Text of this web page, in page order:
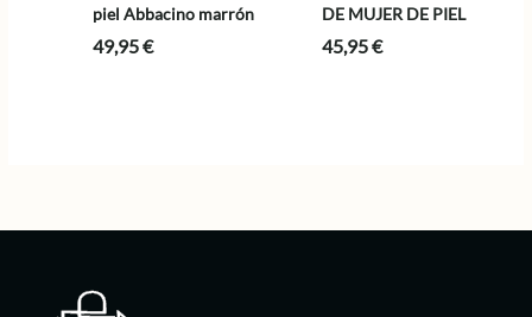
piel Abbacino marrón
49,95€
DE MUJER DE PIEL
45,95€